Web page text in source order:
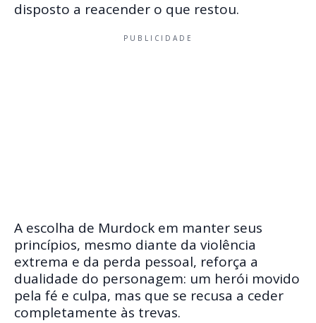
disposto a reacender o que restou.
PUBLICIDADE
A escolha de Murdock em manter seus
princípios, mesmo diante da violência
extrema e da perda pessoal, reforça a
dualidade do personagem: um herói movido
pela fé e culpa, mas que se recusa a ceder
completamente às trevas.